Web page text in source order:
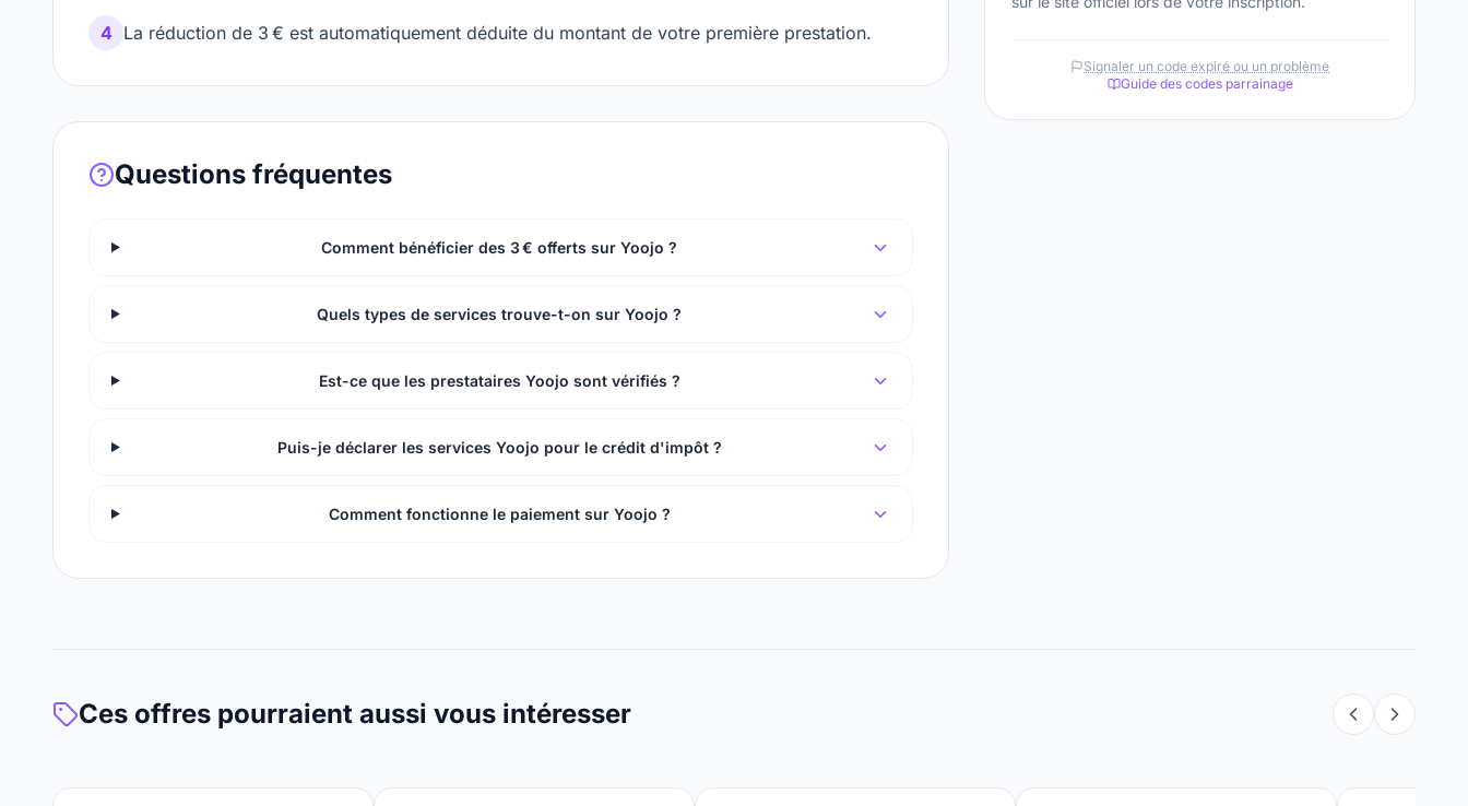
4 La réduction de 3 € est automatiquement déduite du montant de votre première prestation.
Questions fréquentes
Comment bénéficier des 3 € offerts sur Yoojo ?
Quels types de services trouve-t-on sur Yoojo ?
Est-ce que les prestataires Yoojo sont vérifiés ?
Puis-je déclarer les services Yoojo pour le crédit d'impôt ?
Comment fonctionne le paiement sur Yoojo ?
Signaler un code expiré ou un problème
Guide des codes parrainage
Ces offres pourraient aussi vous intéresser